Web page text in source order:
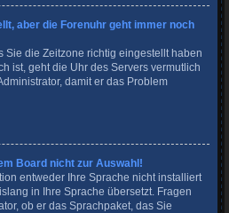
aber die Forenuhr geht immer noch
Sie die Zeitzone richtig eingestellt haben
ist, geht die Uhr des Servers vermutlich
damit er das Problem
Board nicht zur Auswahl!
entweder Ihre Sprache nicht installiert
in Ihre Sprache übersetzt. Fragen
ob er das Sprachpaket, das Sie